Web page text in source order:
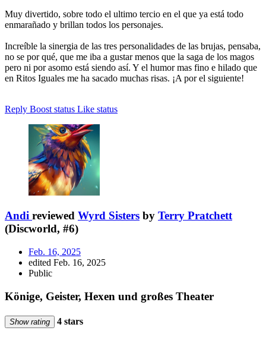
Muy divertido, sobre todo el ultimo tercio en el que ya está todo
enmarañado y brillan todos los personajes.
Increíble la sinergia de las tres personalidades de las brujas, pensaba,
no se por qué, que me iba a gustar menos que la saga de los magos
pero ni por asomo está siendo así. Y el humor mas fino e hilado que
en Ritos Iguales me ha sacado muchas risas. ¡A por el siguiente!
Reply Boost status Like status
Andi reviewed Wyrd Sisters by Terry Pratchett
(Discworld, #6)
Feb. 16, 2025
edited Feb. 16, 2025
Public
Könige, Geister, Hexen und großes Theater
Show rating 4 stars